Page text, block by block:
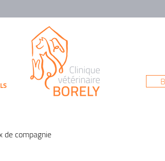
de compagnie